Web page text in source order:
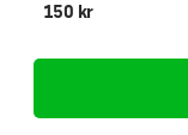
150 kr